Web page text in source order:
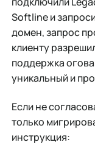
Softline и
домен, запрос
клиенту
поддержка
уникальный и
Если не
только
инструкция: